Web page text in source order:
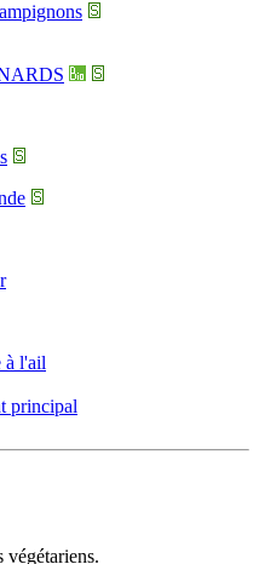
à l'ail
principal
végétariens.